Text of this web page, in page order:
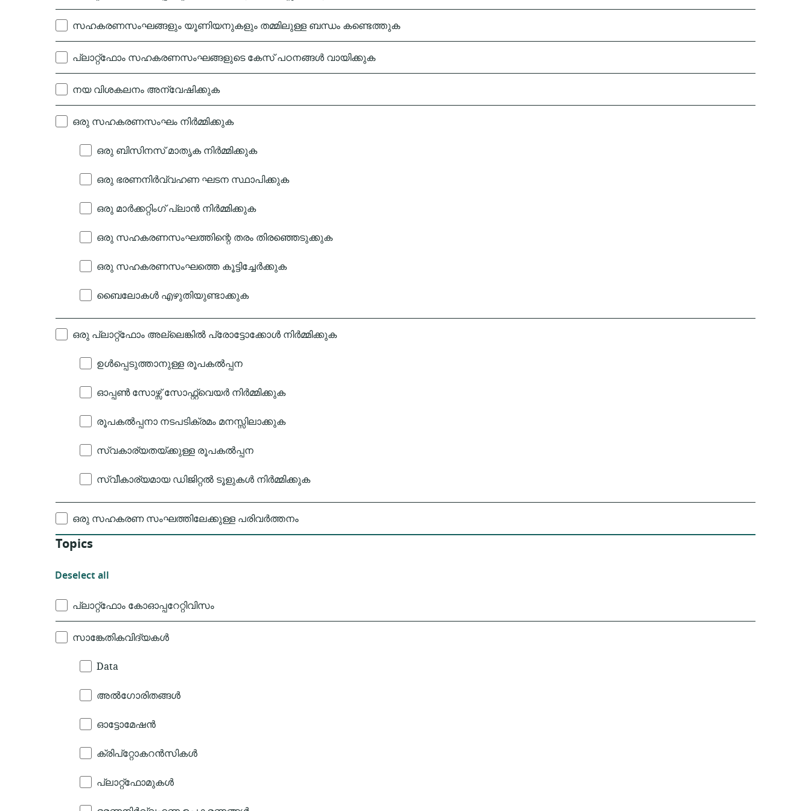
സഹകരണസംഘങ്ങളും യൂണിയനുകളും തമ്മിലുള്ള ബന്ധം കണ്ടെത്തുക
പ്ലാറ്റ്ഫോം സഹകരണസംഘങ്ങളുടെ കേസ് പഠനങ്ങൾ വായിക്കുക
നയ വിശകലനം അന്വേഷിക്കുക
ഒരു സഹകരണസംഘം നിർമ്മിക്കുക
ഒരു ബിസിനസ് മാതൃക നിർമ്മിക്കുക
ഒരു ഭരണനിർവ്വഹണ ഘടന സ്ഥാപിക്കുക
ഒരു മാർ‌ക്കറ്റിംഗ് പ്ലാൻ നിർമ്മിക്കുക
ഒരു സഹകരണസംഘത്തിന്റെ തരം തിരഞ്ഞെടുക്കുക
ഒരു സഹകരണസംഘത്തെ കൂട്ടിച്ചേർക്കുക
ബൈലോകൾ എഴുതിയുണ്ടാക്കുക
ഒരു പ്ലാറ്റ്ഫോം അല്ലെങ്കിൽ പ്രോട്ടോക്കോൾ നിർമ്മിക്കുക
ഉൾപ്പെടുത്താനുള്ള രൂപകൽപ്പന
ഓപ്പൺ സോഴ്സ് സോഫ്റ്റ്വെയർ നിർമ്മിക്കുക
രൂപകൽപ്പനാ നടപടിക്രമം മനസ്സിലാക്കുക
സ്വകാര്യതയ്ക്കുള്ള രൂപകൽപ്പന
സ്വീകാര്യമായ ഡിജിറ്റൽ ടൂളുകൾ നിർമ്മിക്കുക
ഒരു സഹകരണ സംഘത്തിലേക്കുള്ള പരിവർത്തനം
Topics
Deselect all
Topics
പ്ലാറ്റ്ഫോം കോഓപ്പറേറ്റിവിസം
സാങ്കേതികവിദ്യകൾ
Data
അൽഗോരിതങ്ങൾ
ഓട്ടോമേഷൻ
ക്രിപ്റ്റോകറൻസികൾ
പ്ലാറ്റ്ഫോമുകൾ